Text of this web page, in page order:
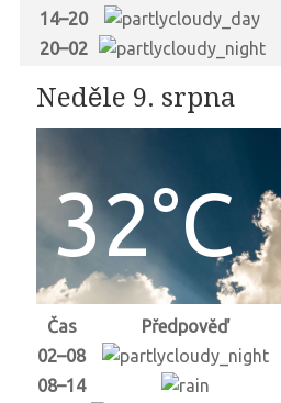
14–20
20–02
Neděle 9. srpna
32°C
Čas Předpověď
02–08
08–14